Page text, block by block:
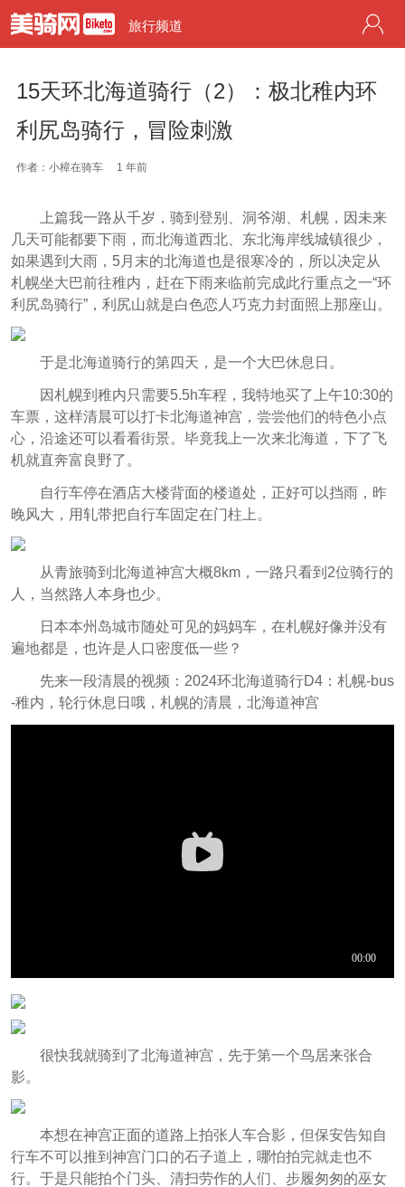
旅行频道
15天环北海道骑行（2）：极北稚内环
利尻岛骑行，冒险刺激
作者：小樟在骑车 1 年前
上篇我一路从千岁，骑到登别、洞爷湖、札幌，因未来
几天可能都要下雨，而北海道西北、东北海岸线城镇很少，
如果遇到大雨，5月末的北海道也是很寒冷的，所以决定从
札幌坐大巴前往稚内，赶在下雨来临前完成此行重点之一“环
利尻岛骑行”，利尻山就是白色恋人巧克力封面照上那座山。
于是北海道骑行的第四天，是一个大巴休息日。
因札幌到稚内只需要5.5h车程，我特地买了上午10:30的
车票，这样清晨可以打卡北海道神宫，尝尝他们的特色小点
心，沿途还可以看看街景。毕竟我上一次来北海道，下了飞
机就直奔富良野了。
自行车停在酒店大楼背面的楼道处，正好可以挡雨，昨
晚风大，用轧带把自行车固定在门柱上。
从青旅骑到北海道神宫大概8km，一路只看到2位骑行的
人，当然路人本身也少。
日本本州岛城市随处可见的妈妈车，在札幌好像并没有
遍地都是，也许是人口密度低一些？
先来一段清晨的视频：2024环北海道骑行D4：札幌-bus
-稚内，轮行休息日哦，札幌的清晨，北海道神宫
很快我就骑到了北海道神宫，先于第一个鸟居来张合
影。
本想在神宫正面的道路上拍张人车合影，但保安告知自
行车不可以推到神宫门口的石子道上，哪怕拍完就走也不
行。于是只能拍个门头、清扫劳作的人们、步履匆匆的巫女